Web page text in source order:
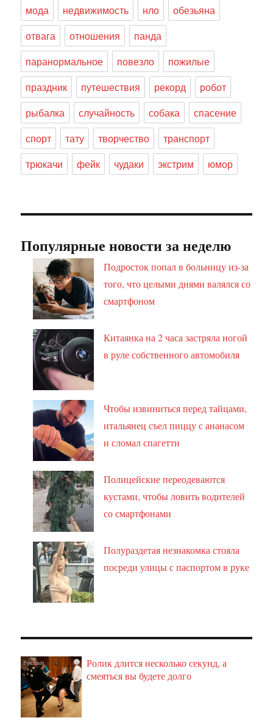
мода
недвижимость нло
обезьяна
отвага
отношения
панда
паранормальное
повезло
пожилые
праздник
путешествия рекорд
робот
рыбалка
случайность собака
спасение
спорт
тату творчество
транспорт
трюкачи
фейк чудаки экстрим юмор
Популярные новости за неделю
Подросток попал в больницу из-за
того, что целыми днями валялся со
смартфоном
Китаянка на 2 часа застряла ногой
в руле собственного автомобиля
Чтобы извиниться перед тайцами,
итальянец съел пиццу с ананасом
и сломал спагетти
Полицейские переодеваются
кустами, чтобы ловить водителей
со смартфонами
Полураздетая незнакомка стояла
посреди улицы с паспортом в руке
i
Ролик длится несколько секунд, а
смеяться вы будете долго